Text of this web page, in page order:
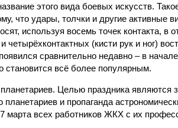
этого вида боевых искусств.
что удары, толчки и другие активные
используя восемь точек контакта, в
четырёхконтактных (кисти рук и ног)
сравнительно недавно – в
становится всё более популярным.
Целью праздника являются
и пропаганда
марта всех работников ЖКХ с их